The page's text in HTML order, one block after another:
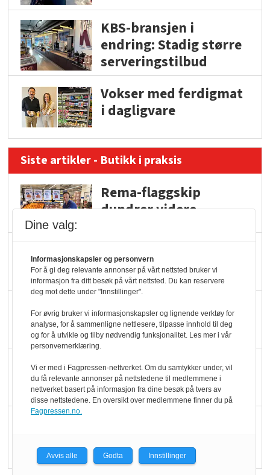
KBS-bransjen i
endring: Stadig større
serveringstilbud
Vokser med ferdigmat
i dagligvare
Siste artikler - Butikk i praksis
Rema-flaggskip
dundrer videre
ølsalget
Færre varer, men fulle
hyller
KI lager mat i butikken
Dine valg:
Informasjonskapsler og personvern
For å gi deg relevante annonser på vårt nettsted bruker vi
informasjon fra ditt besøk på vårt nettsted. Du kan reservere
deg mot dette under "Innstillinger".
For øvrig bruker vi informasjonskapsler og lignende verktøy for
analyse, for å sammenligne nettlesere, tilpasse innhold til deg
og for å utvikle og tilby nødvendig funksjonalitet. Les mer i vår
personvernerklæring.
Vi er med i Fagpressen-nettverket. Om du samtykker under, vil
du få relevante annonser på nettstedene til medlemmene i
nettverket basert på informasjon fra dine besøk på tvers av
disse nettstedene. En oversikt over medlemmene finner du på
Fagpressen.no.
Avvis alle Godta Innstillinger